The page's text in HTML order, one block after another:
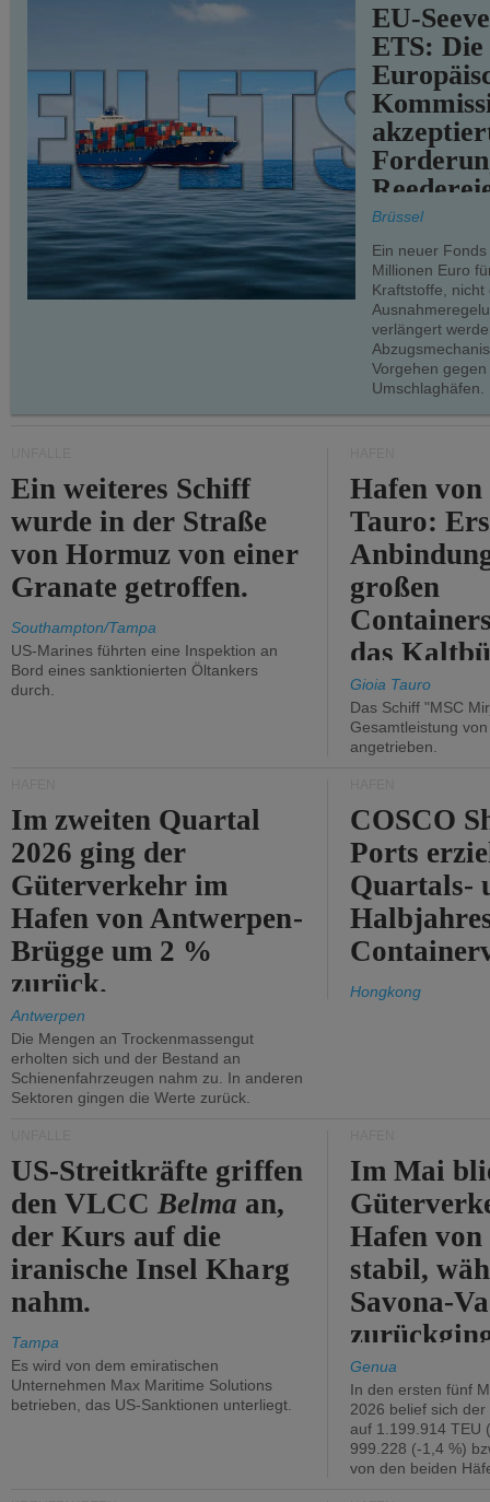
EU-
ETS: Die
teilweise.
Brüssel
Ein neuer
Millionen Euro
Kraftstoffe, nicht
verlängert
Vorgehen
Umschlaghäfen.
Ein weiteres Schiff
wurde in der Straße
von Hormuz von einer
Granate getroffen.
Southampton/Tampa
US-Marines führten eine Inspektion an
Bord eines sanktionierten Öltankers
durch.
Hafen
Tauro:
großen
das
Gioia Tauro
Das Schiff "MSC
Gesamtleistung
angetrieben.
Im zweiten Quartal
2026 ging der
Güterverkehr im
Hafen von Antwerpen-
Brügge um 2 %
zurück.
Antwerpen
Die Mengen an Trockenmassengut
erholten sich und der Bestand an
Schienenfahrzeugen nahm zu. In anderen
Sektoren gingen die Werte zurück.
COSCO
Ports
Quartals-
Hongkong
US-Streitkräfte griffen
den VLCCBelma an,
der Kurs auf die
iranische Insel Kharg
nahm.
Tampa
Es wird von dem emiratischen
Unternehmen Max Maritime Solutions
betrieben, das US-Sanktionen unterliegt.
Im Mai
Hafen von
stabil,
Savona-
Genua
In den ersten fünf
2026 belief sich
auf 1.199.914 TEU
999.228 (-1,4 %)
von den beiden